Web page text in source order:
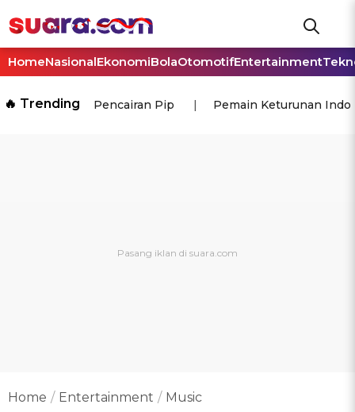
HomeNasionalEkonomiBolaOtomotifEntertainment
🔥 Trending Pencairan Pip Pemain Keturunan
Home Entertainment Music